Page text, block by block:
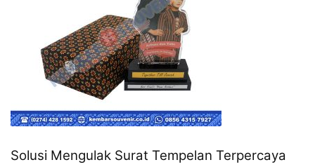
Solusi Mengulak Surat Tempelan Terpercaya